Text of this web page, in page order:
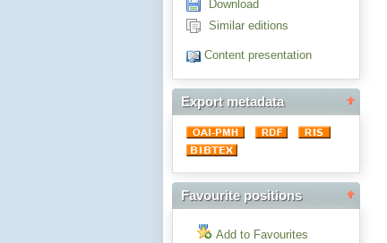
Download
Similar editions
Content presentation
Export metadata
Favourite positions
Add to Favourites